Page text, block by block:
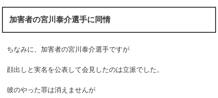
加害者の宮川泰介選手に同情
ちなみに、加害者の宮川泰介選手ですが
顔出しと実名を公表して会見したのは立派でした。
彼のやった罪は消えませんが